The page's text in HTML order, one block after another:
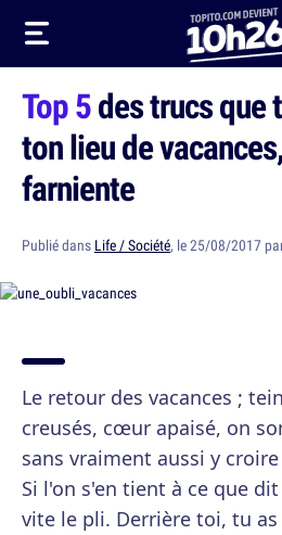
Top 5des trucs que
ton lieu de
farniente
Publié dans Life / Société, le 25/08/2017
Le retour des vacances ;
creusés, cœur apaisé, on
sans vraiment aussi y
Si l'on s'en tient à ce que
vite le pli. Derrière toi, tu